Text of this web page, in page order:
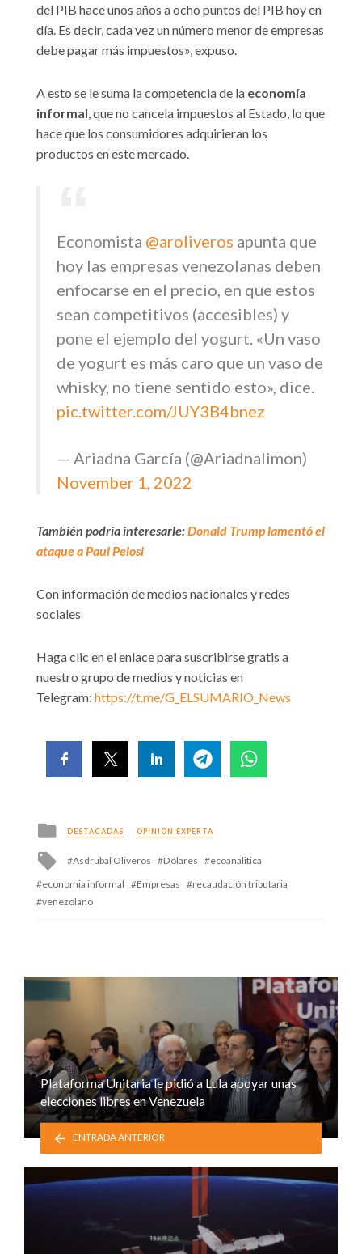
del PIB hace unos años a ocho puntos del PIB hoy en
día. Es decir, cada vez un número menor de empresas
debe pagar más impuestos», expuso.
A esto se le suma la competencia de la economía
informal , que no cancela impuestos al Estado, lo que
hace que los consumidores adquirieran los
productos en este mercado.
Economista @aroliveros apunta que
hoy las empresas venezolanas deben
enfocarse en el precio, en que estos
sean competitivos (accesibles) y
pone el ejemplo del yogurt. «Un vaso
de yogurt es más caro que un vaso de
whisky, no tiene sentido esto», dice.
pic.twitter.com/JUY3B4bnez
— Ariadna García (@Ariadnalimon)
November 1, 2022
También podría interesarle:Donald Trump lamentó el
ataque a Paul Pelosi
Con información de medios nacionales y redes
sociales
Haga clic en el enlace para suscribirse gratis a
nuestro grupo de medios y noticias en
Telegram: https://t.me/G_ELSUMARIO_News
Posted
in
DESTACADAS OPINIÓN EXPERTA
Tagged
with
Asdrubal Oliveros Dólares
ecoanalitica
economia informal
Empresas
recaudación tributaria
venezolano
Plataforma Unitaria le pidió a Lula apoyar unas
elecciones libres en Venezuela
ENTRADA ANTERIOR